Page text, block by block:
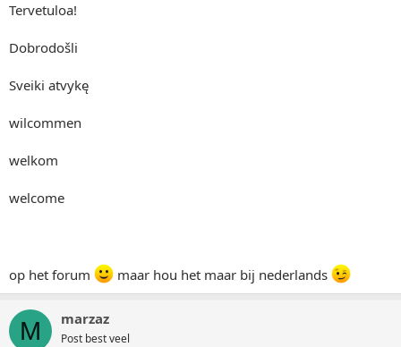
Tervetuloa!
Dobrodošli
Sveiki atvykę
wilcommen
welkom
welcome
op het forum maar hou het maar bij nederlands
M marzaz
Post best veel